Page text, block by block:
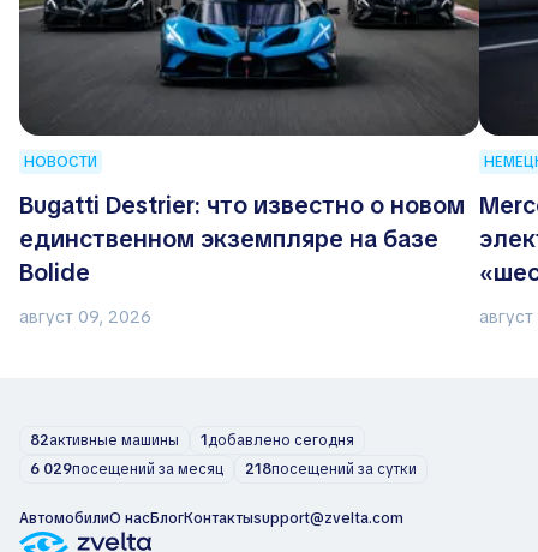
НОВОСТИ
Bugatti Destrier: что известно о новом
единственном экземпляре на базе
Bolide
август 09, 2026
82активные машины 1добавлено сегодня
6 029посещений за месяц 218посещений за сутки
АвтомобилиО насБлогКонтактыsupport@zvelta.com